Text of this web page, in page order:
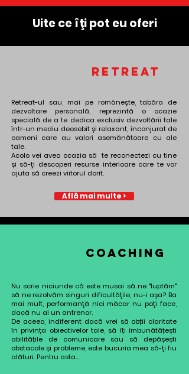
Uite ce îţi pot eu oferi
RETREAt
Retreat-ul sau, mai pe româneşte, tabăra de
dezvoltare personală, reprezintă o ocazie
specială de a te dedica exclusiv dezvoltării tale
într-un mediu deosebit şi relaxant, înconjurat de
oameni care au valori asemănătoare cu ale
tale.
Acolo vei avea ocazia să te reconectezi cu tine
și să-ţi descoperi resurse interioare care te vor
ajuta să creezi viitorul dorit.
Află mai multe >
COACHING
Nu scrie niciunde că este musai să ne "luptăm"
să ne rezolvăm singuri dificultăţile, nu-i aşa? Ba
mai mult, performanţă nici măcar nu poţi face,
dacă nu ai un antrenor.
De aceea, indiferent dacă vrei să obții claritate
în privința obiectivelor tale, să îți îmbunătățești
abilitățile de comunicare sau să depășești
obstacole şi probleme, este bucuria mea să-ţi fiu
alături. Pentru asta...